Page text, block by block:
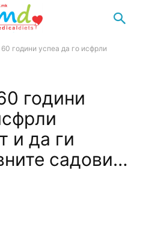
години успеа да го исфрли
години
и да ги
садови…